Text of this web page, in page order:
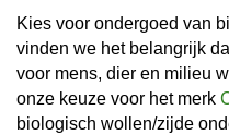
Kies voor ondergoed van
vinden we het belangrijk
voor mens, dier en milieu
onze keuze voor het merk
biologisch wollen/zijde